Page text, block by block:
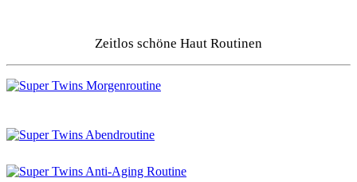
Zeitlos schöne Haut Routinen